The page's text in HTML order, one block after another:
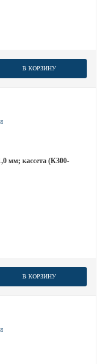
В КОРЗИНУ
мм; кассета (К300-
В КОРЗИНУ